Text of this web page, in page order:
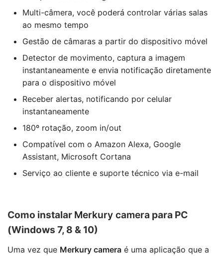
Multi-câmera, você poderá controlar várias salas
ao mesmo tempo
Gestão de câmaras a partir do dispositivo móvel
Detector de movimento, captura a imagem
instantaneamente e envia notificação diretamente
para o dispositivo móvel
Receber alertas, notificando por celular
instantaneamente
180º rotação, zoom in/out
Compatível com o Amazon Alexa, Google
Assistant, Microsoft Cortana
Serviço ao cliente e suporte técnico via e-mail
Como instalar Merkury camera para PC
(Windows 7, 8 & 10)
Uma vez que Merkury camera é uma aplicação que a